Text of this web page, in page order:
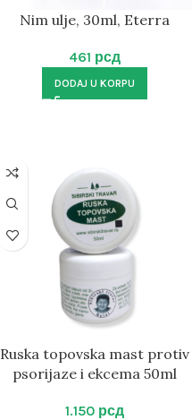
Nim ulje, 30ml, Eterra
461 рсд
DODAJ U KORPU
Ruska topovska mast protiv
psorijaze i ekcema 50ml
1.150 рсд